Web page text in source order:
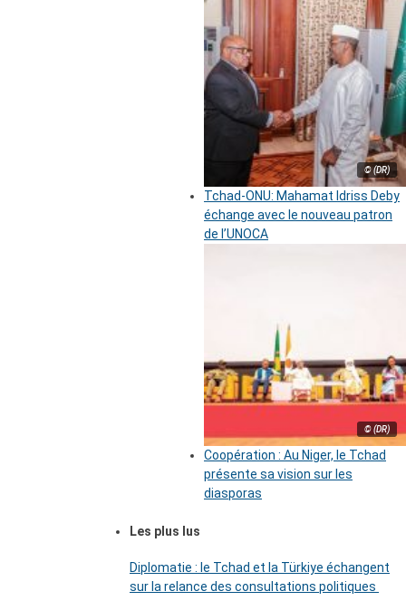
© (DR)
Tchad-ONU: Mahamat Idriss Deby
échange avec le nouveau patron
de l’UNOCA
© (DR)
Coopération : Au Niger, le Tchad
présente sa vision sur les
diasporas
Les plus lus
Diplomatie : le Tchad et la Türkiye échangent
sur la relance des consultations politiques